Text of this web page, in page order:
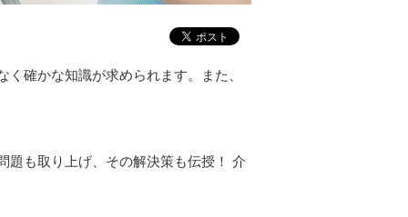
確かな知識が求められます。また、
題も取り上げ、その解決策も伝授！ 介